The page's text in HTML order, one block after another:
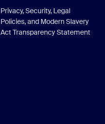
Privacy, Security, Legal
Policies, and Modern Slavery
Act Transparency Statement